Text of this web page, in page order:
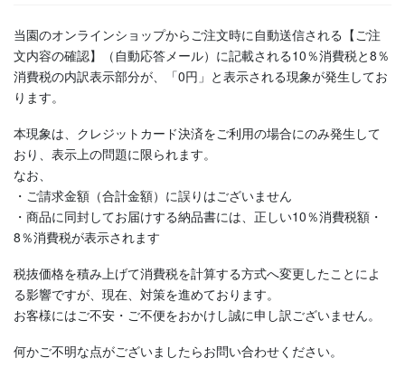
当園のオンラインショップからご注文時に自動送信される【ご注
文内容の確認】（自動応答メール）に記載される10％消費税と8％
消費税の内訳表示部分が、「0円」と表示される現象が発生してお
ります。
本現象は、クレジットカード決済をご利用の場合にのみ発生して
おり、表示上の問題に限られます。
なお、
・ご請求金額（合計金額）に誤りはございません
・商品に同封してお届けする納品書には、正しい10％消費税額・
8％消費税が表示されます
税抜価格を積み上げて消費税を計算する方式へ変更したことによ
る影響ですが、現在、対策を進めております。
お客様にはご不安・ご不便をおかけし誠に申し訳ございません。
何かご不明な点がございましたらお問い合わせください。